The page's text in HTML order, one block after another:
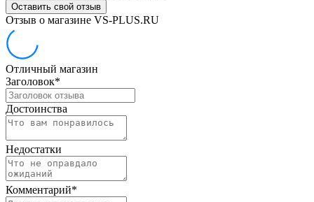
Оставить свой отзыв
Отзыв о магазине VS-PLUS.RU
Отличный магазин
Заголовок*
Достоинства
Недостатки
Комментарий*